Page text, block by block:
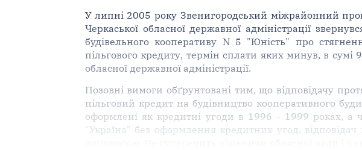
У липні 2005 року Звенигородський міжрайонний
Черкаської обласної державної адміністрації
будівельного кооперативу N 5 "Юність" про
пільгового кредиту, термін сплати яких минув, в сумі
обласної державної адміністрації.
Позовні вимоги обґрунтовані тим, що відповідачу
пільговий кредит на будівництво кооперативного
оформлені як кредитні угоди в 1996 - 1999 роках,
"Україна" без оформлення кредитних угод,